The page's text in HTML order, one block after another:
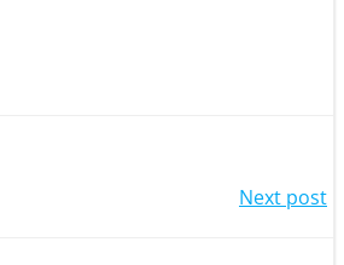
Next post